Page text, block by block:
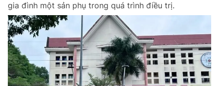
gia đình một sản phụ trong quá trình điều trị.